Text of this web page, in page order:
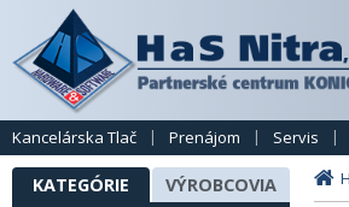
Kancelárska Tlač Prenájom Servis
KATEGÓRIE VÝROBCOVIA